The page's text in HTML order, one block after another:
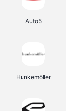
Auto5
Hunkemöller